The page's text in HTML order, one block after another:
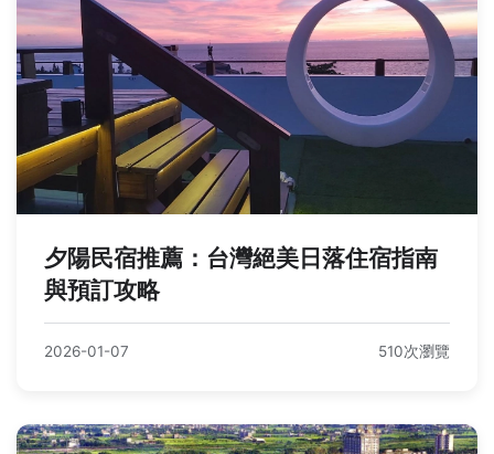
夕陽民宿推薦：台灣絕美日落住宿指南
與預訂攻略
2026-01-07 510次瀏覽